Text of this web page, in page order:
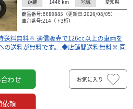
距離
1446 km 地域
愛知県
商品番号:B680885（更新日:2026/08/05）
車台番号:214（下3桁）
料無料※ 通信販売で126cc以上の車両を
の送料が無料です。 ◆店舗間送料無料※ 同
わせ
依頼
お気に入り